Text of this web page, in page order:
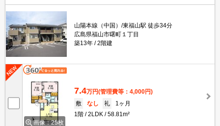
山陽本線（中国）/東福山駅 徒歩34分
広島県福山市曙町１丁目
築13年
2階建
画像：25枚
7.4万円(管理費等：4,000円)
敷
なし 礼
1ヶ月
1階
2LDK 58.81m²